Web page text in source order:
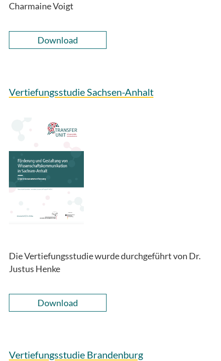
Charmaine Voigt
Download
Vertiefungsstudie Sachsen-Anhalt
Die Vertiefungsstudie wurde durchgeführt von Dr.
Justus Henke
Download
Vertiefungsstudie Brandenburg